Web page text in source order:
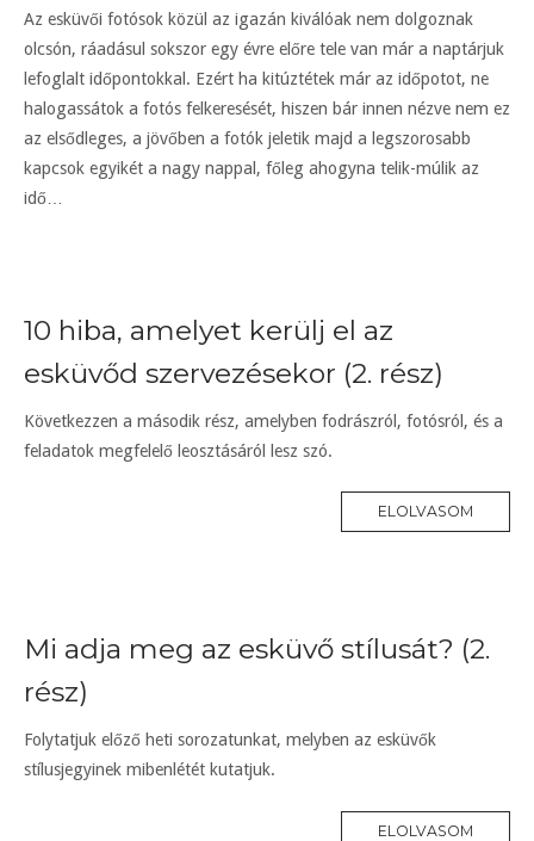
Az esküvői fotósok közül az igazán kiválóak nem dolgoznak
olcsón, ráadásul sokszor egy évre előre tele van már a naptárjuk
lefoglalt időpontokkal. Ezért ha kitúztétek már az időpotot, ne
halogassátok a fotós felkeresését, hiszen bár innen nézve nem ez
az elsődleges, a jövőben a fotók jeletik majd a legszorosabb
kapcsok egyikét a nagy nappal, főleg ahogyna telik-múlik az
idő…
10 hiba, amelyet kerülj el az
esküvőd szervezésekor (2. rész)
Következzen a második rész, amelyben fodrászról, fotósról, és a
feladatok megfelelő leosztásáról lesz szó.
ELOLVASOM
Mi adja meg az esküvő stílusát? (2.
rész)
Folytatjuk előző heti sorozatunkat, melyben az esküvők
stílusjegyinek mibenlétét kutatjuk.
ELOLVASOM